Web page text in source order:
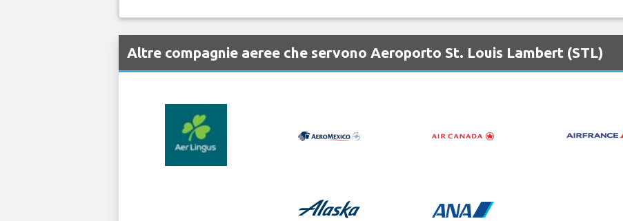
Altre compagnie aeree che servono Aeroporto St. Louis Lambert (STL)